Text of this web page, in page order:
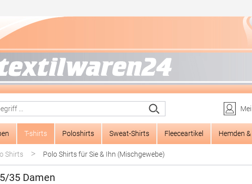
T-shirts Poloshirts Sweat-Shirts Fleeceartikel Hemden
Shirts > Polo Shirts für Sie & Ihn (Mischgewebe)
35 Damen